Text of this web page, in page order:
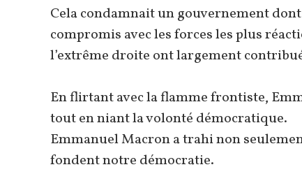
Cela condamnait un gouvernement
compromis avec les forces les plus
l’extrême droite ont largement
En flirtant avec la flamme frontiste,
tout en niant la volonté démocratique.
Emmanuel Macron a trahi non
fondent notre démocratie.